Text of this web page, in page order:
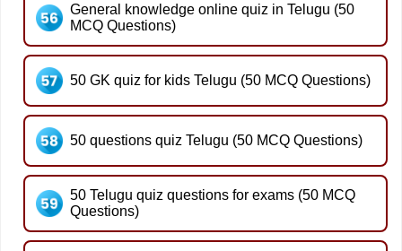
General knowledge online quiz in Telugu (50
MCQ Questions)
50 GK quiz for kids Telugu (50 MCQ Questions)
50 questions quiz Telugu (50 MCQ Questions)
50 Telugu quiz questions for exams (50 MCQ
Questions)